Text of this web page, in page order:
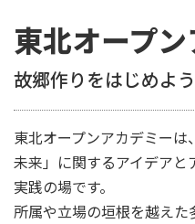
東北オープ
故郷作りをはじめよう
東北オープンアカデミー
未来」に関するアイデアと
実践の場です。
所属や立場の垣根を越え